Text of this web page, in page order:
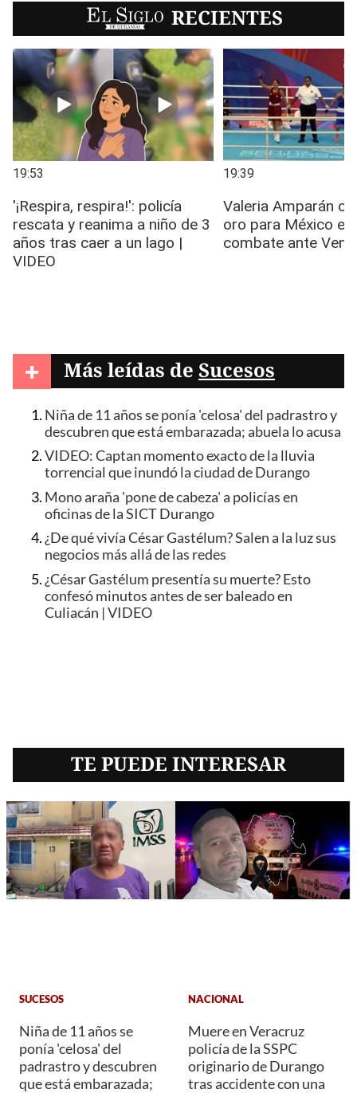
EL SIGLO RECIENTES
+ Más leídas de Sucesos
Niña de 11 años se ponía 'celosa' del padrastro y
descubren que está embarazada; abuela lo acusa
VIDEO: Captan momento exacto de la lluvia
torrencial que inundó la ciudad de Durango
Mono araña 'pone de cabeza' a policías en
oficinas de la SICT Durango
¿De qué vivía César Gastélum? Salen a la luz sus
negocios más allá de las redes
¿César Gastélum presentía su muerte? Esto
confesó minutos antes de ser baleado en
Culiacán | VIDEO
TE PUEDE INTERESAR
SUCESOS
Niña de 11 años se
ponía 'celosa' del
padrastro y descubren
que está embarazada;
NACIONAL
Muere en Veracruz
policía de la SSPC
originario de Durango
tras accidente con una